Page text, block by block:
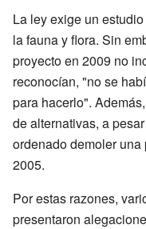
La ley exige un
la fauna y flora. Sin
proyecto en 2009 no
reconocían, "no se
para hacerlo".
de alternativas, a
ordenado demoler
2005.
Por estas razones,
presentaron